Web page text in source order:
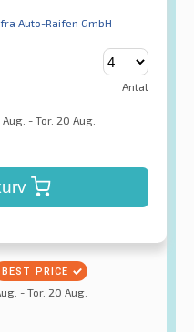
fra Auto-Raifen GmbH
Antal
- Tor. 20 Aug.
- Tor. 20 Aug.